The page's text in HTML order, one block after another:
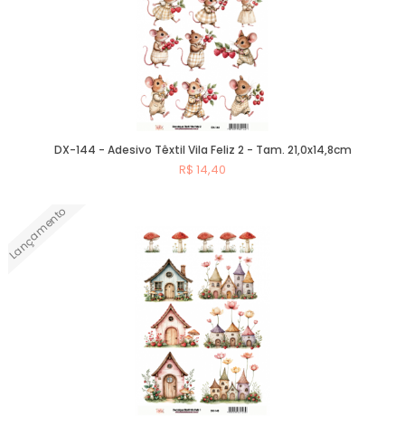
DX-144 - Adesivo Têxtil Vila Feliz 2 - Tam. 21,0x14,8cm
R$ 14,40
Lançamento